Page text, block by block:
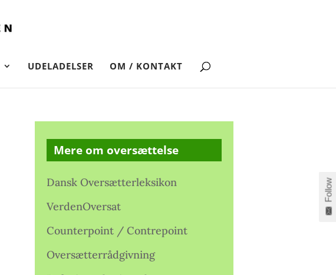
UDELADELSER OM / KONTAKT
Mere om oversættelse
Dansk Oversætterleksikon
VerdenOversat
Counterpoint / Contrepoint
Oversætterrådgivning
Follow